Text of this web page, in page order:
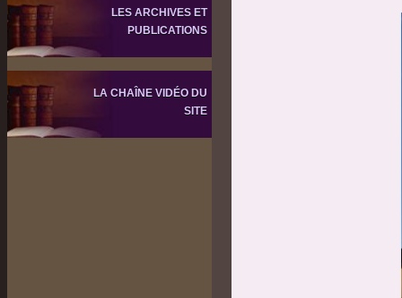
LES ARCHIVES ET
PUBLICATIONS
LA CHAÎNE VIDÉO DU
SITE